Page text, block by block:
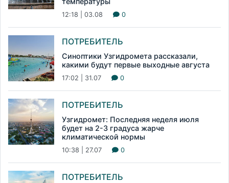
12:18 | 03.08 0
ПОТРЕБИТЕЛЬ
Синоптики Узгидромета рассказали,
какими будут первые выходные августа
17:02 | 31.07 0
ПОТРЕБИТЕЛЬ
Узгидромет: Последняя неделя июля
будет на 2-3 градуса жарче
климатической нормы
10:38 | 27.07 0
ПОТРЕБИТЕЛЬ